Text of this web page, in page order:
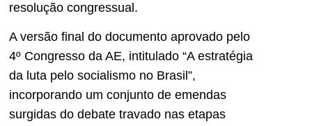
resolução congressual.
A versão final do documento aprovado pelo
4º Congresso da AE, intitulado “A estratégia
da luta pelo socialismo no Brasil”,
incorporando um conjunto de emendas
surgidas do debate travado nas etapas